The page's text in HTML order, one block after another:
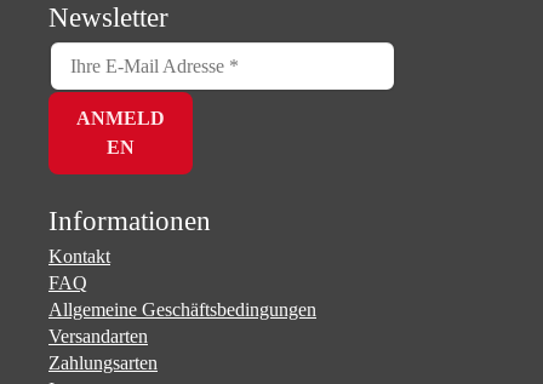
Newsletter
Informationen
Kontakt
FAQ
Allgemeine Geschäftsbedingungen
Versandarten
Zahlungsarten